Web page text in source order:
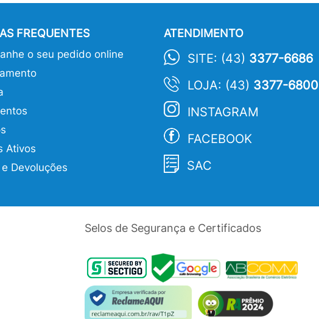
FREQUENTES
o seu pedido online
Ativos
Devoluções
ATENDIMENTO
SITE: (43) 3377-6686
LOJA: (43) 3377-6800
INSTAGRAM
FACEBOOK
SAC
Selos de Segurança e Certificados